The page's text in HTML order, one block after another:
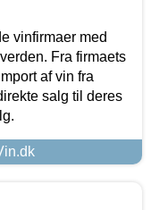
vinfirmaer med
Fra firmaets
af vin fra
salg til deres